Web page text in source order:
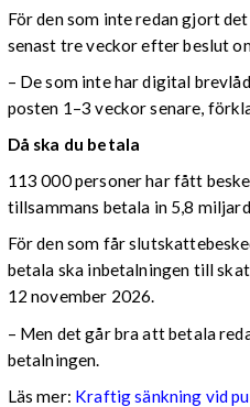
För den som inte redan gjort
senast tre veckor efter beslut
– De som inte har digital
posten 1–3 veckor senare,
Då ska du betala
113 000 personer har fått
tillsammans betala in 5,8
För den som får
betala ska inbetalningen till
12 november 2026.
– Men det går bra att betala
betalningen.
Läs mer: Kraftig sänkning vid